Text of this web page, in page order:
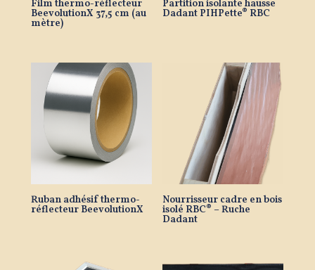
Film thermo-réflecteur
BeevolutionX 37,5 cm (au
mètre)
Partition isolante hausse
Dadant PIHPette® RBC
Ruban adhésif thermo-
réflecteur BeevolutionX
Nourrisseur cadre en bois
isolé RBC® – Ruche
Dadant